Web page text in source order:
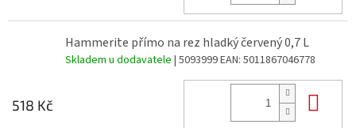
Hammerite přímo na rez hladký červený 0,7 L
Skladem u dodavatele | 5093999EAN: 5011867046778
518 Kč